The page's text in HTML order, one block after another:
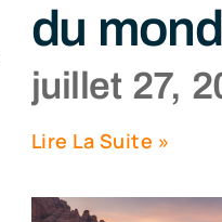
du
juillet 27,
Lire La Suite »